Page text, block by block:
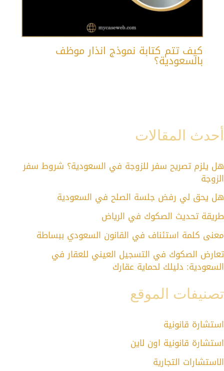
كيف تتم كتابة نموذج انذار موظف
بالسعودية؟
أحدث المقالات
هل يلزم تصريح سفر للزوجة في السعودية؟ شروط سفر
الزوجة
هل يحق لي رفض جلسة الصلح في السعودية
طريقة تحديث الصكوك في الرياض
معنى كلمة استئناف في القانون السعودي ببساطة
تعارض الصكوك في التسجيل العيني للعقار في
السعودية: دليلك لحماية عقارك
تصنيفات الموقع
استشارة قانونية
استشارة قانونية اون لاين
الاستشارات التجارية